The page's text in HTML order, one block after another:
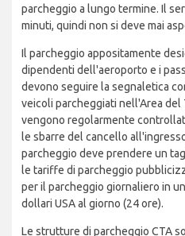
parcheggio a lungo termine. Il
minuti, quindi non si deve mai
Il parcheggio appositamente
dipendenti dell'aeroporto e i
devono seguire la segnaletica
veicoli parcheggiati nell'Area del
vengono regolarmente
le sbarre del cancello
parcheggio deve prendere un
le tariffe di parcheggio
per il parcheggio giornaliero in
dollari USA al giorno (24 ore).
Le strutture di parcheggio CTA